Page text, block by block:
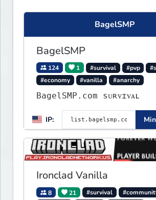
BagelSMP
BagelSMP
124 1 #survival #pvp
#economy
#vanilla #anarchy
BagelSMP.com ѕᴜʀᴠɪᴠᴀʟ
IP:
Ironclad Vanilla
8 21 #survival